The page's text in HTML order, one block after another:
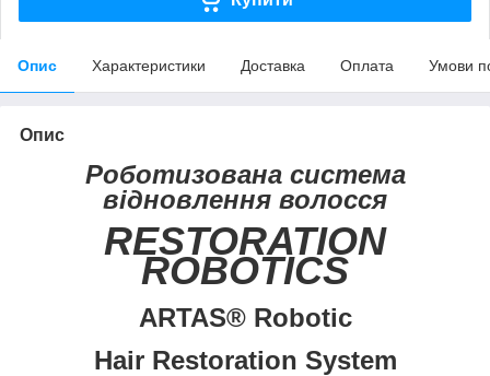
Опис Характеристики Доставка Оплата Умови
Опис
Роботизована система
відновлення волосся
RESTORATION
ROBOTICS
ARTAS®Robotic
Hair Restoration System